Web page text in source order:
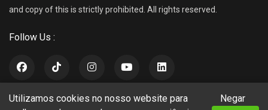
Utilizamos cookies no nosso website para
Negar
and copy of this is strictly prohibited. All rights reserved.
Follow Us :